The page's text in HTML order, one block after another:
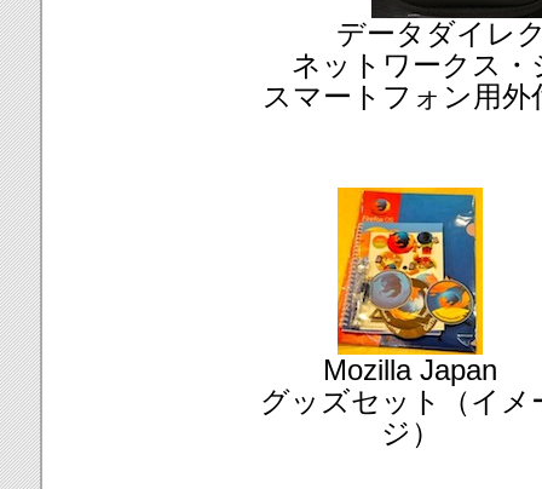
データダイレ
ネットワークス・
スマートフォン用外
Mozilla Japan
グッズセット（イメ
ジ）